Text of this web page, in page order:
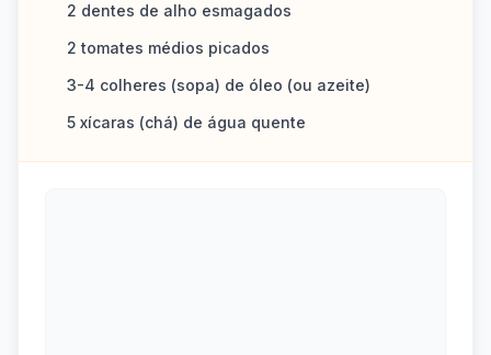
2 dentes de alho esmagados
2 tomates médios picados
3-4 colheres (sopa) de óleo (ou azeite)
5 xícaras (chá) de água quente